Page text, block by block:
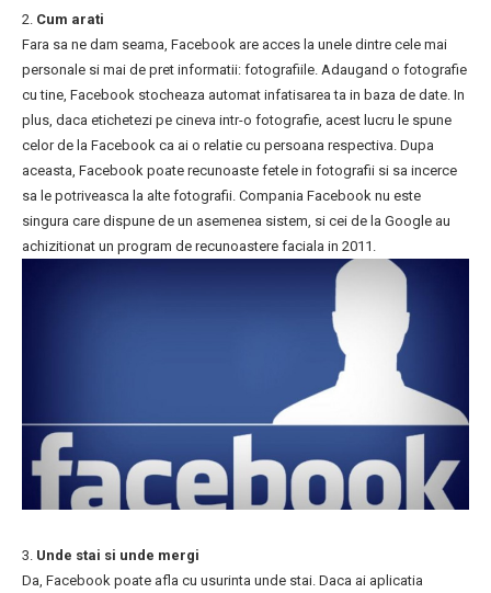
2. Cum arati
Fara sa ne dam seama, Facebook are acces la unele dintre cele mai
personale si mai de pret informatii: fotografiile. Adaugand o fotografie
cu tine, Facebook stocheaza automat infatisarea ta in baza de date. In
plus, daca etichetezi pe cineva intr-o fotografie, acest lucru le spune
celor de la Facebook ca ai o relatie cu persoana respectiva. Dupa
aceasta, Facebook poate recunoaste fetele in fotografii si sa incerce
sa le potriveasca la alte fotografii. Compania Facebook nu este
singura care dispune de un asemenea sistem, si cei de la Google au
achizitionat un program de recunoastere faciala in 2011.
3. Unde stai si unde mergi
Da, Facebook poate afla cu usurinta unde stai. Daca ai aplicatia